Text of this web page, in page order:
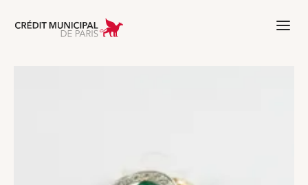
Aller à l'accueil de Crédit Municipal